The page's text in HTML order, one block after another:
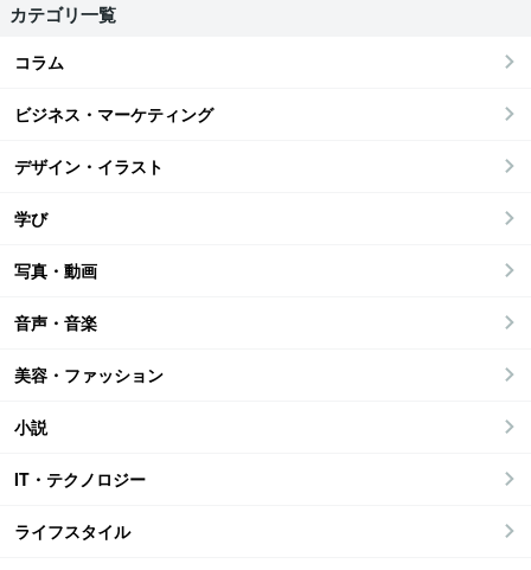
カテゴリ一覧
コラム
ビジネス・マーケティング
デザイン・イラスト
学び
写真・動画
音声・音楽
美容・ファッション
小説
IT・テクノロジー
ライフスタイル